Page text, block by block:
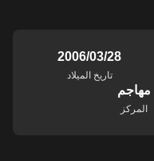
28‏/03‏/2006
تاريخ الميلاد
مهاجم
المركز